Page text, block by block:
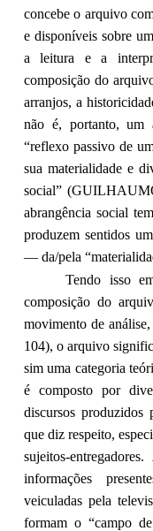
concebe o arquivo
e disponíveis sobre
a leitura e a
composição do
arranjos, a
não é, portanto, um
“reflexo passivo de
sua materialidade e
social”
abrangência social
produzem sentidos
— da/pela
Tendo isso
composição do
movimento de
104), o arquivo
sim uma categoria
é composto por
discursos produzidos
que diz respeito,
sujeitos-entregadores.
informações
veiculadas pela
formam o “campo